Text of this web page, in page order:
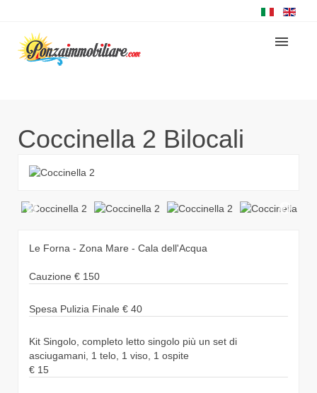
Coccinella 2 Bilocali
Le Forna - Zona Mare - Cala dell'Acqua
Cauzione € 150
Spesa Pulizia Finale € 40
Kit Singolo, completo letto singolo più un set di
asciugamani, 1 telo, 1 viso, 1 ospite
€ 15